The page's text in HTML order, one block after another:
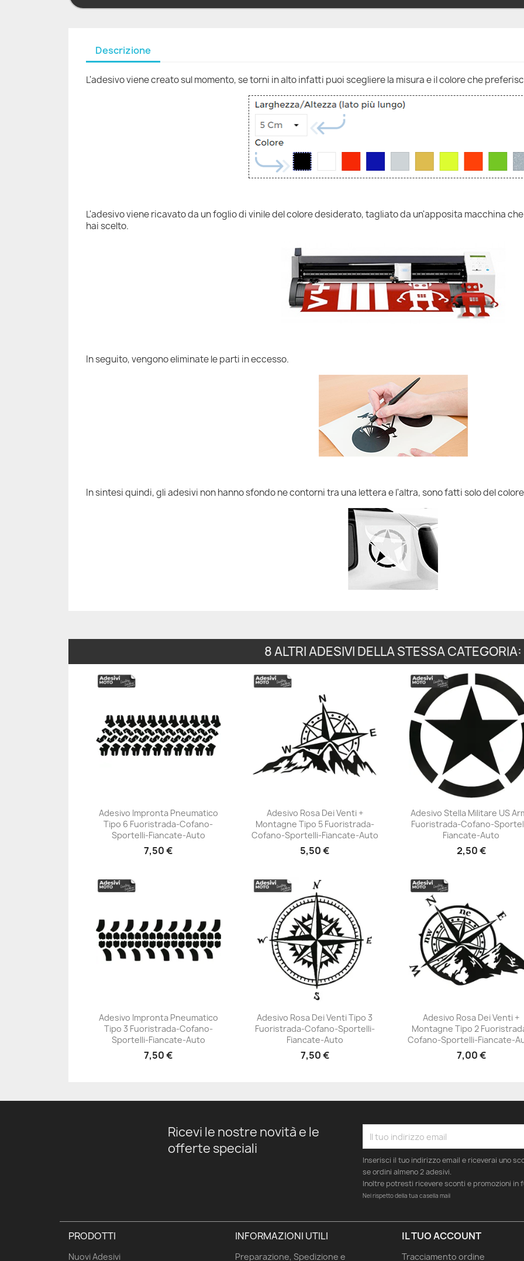
Descrizione
L'adesivo viene creato sul momento, se torni in alto infatti puoi scegliere la misura e il colore che
L'adesivo viene ricavato da un foglio di vinile del colore desiderato, tagliato da un'apposita macchina
hai scelto.
In seguito, vengono eliminate le parti in eccesso.
In sintesi quindi, gli adesivi non hanno sfondo ne contorni tra una lettera e l'altra, sono fatti solo del
8 ALTRI ADESIVI DELLA STESSA CATEGORIA:
+23
Adesivo Impronta Pneumatico
Tipo 6 Fuoristrada-Cofano-
Sportelli-Fiancate-Auto
7,50 €
+23
Adesivo Rosa Dei Venti +
Montagne Tipo 5 Fuoristrada-
Cofano-Sportelli-Fiancate-Auto
5,50 €
+23
Adesivo Stella Militare US
Fuoristrada-Cofano-
Fiancate-Auto
2,50 €
+23
Adesivo Impronta Pneumatico
Tipo 3 Fuoristrada-Cofano-
Sportelli-Fiancate-Auto
7,50 €
+23
Adesivo Rosa Dei Venti Tipo 3
Fuoristrada-Cofano-Sportelli-
Fiancate-Auto
7,50 €
+23
Adesivo Rosa Dei Venti +
Montagne Tipo 2
Cofano-Sportelli-Fiancate-
7,00 €
Ricevi le nostre novità e le
offerte speciali
Inserisci il tuo indirizzo email e riceverai uno
se ordini almeno 2 adesivi.
Inoltre potresti ricevere sconti e promozioni in
Nel rispetto della tua casella mail
PRODOTTI
Nuovi Adesivi
INFORMAZIONI UTILI
Preparazione, Spedizione e
IL TUO ACCOUNT
Tracciamento ordine